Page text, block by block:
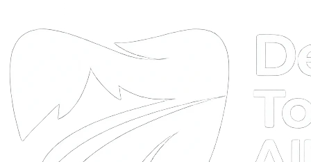
DTAOnline